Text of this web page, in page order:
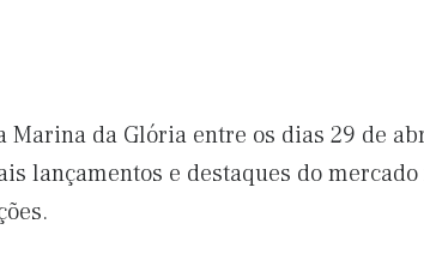
Marina da Glória entre os dias 29 de
lançamentos e destaques do